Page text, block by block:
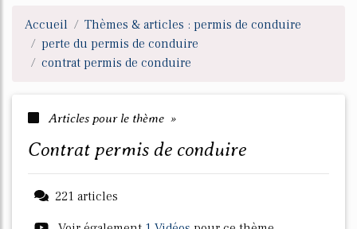
Accueil
Thèmes & articles : permis de conduire
perte du permis de conduire
contrat permis de conduire
Articles pour le thème »
contrat permis de conduire
221 articles